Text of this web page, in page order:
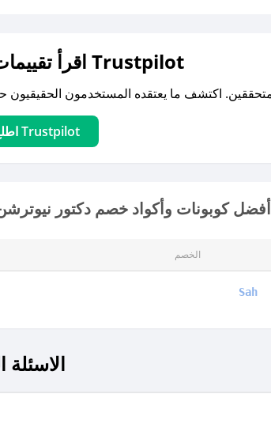
اقرأ تقييمات واراء العملاء على Trustpilot
اطلع على آراء عملائنا على Trustpilot
أفضل كوبونات وأكواد خصم دكتور
الخصم
Sah